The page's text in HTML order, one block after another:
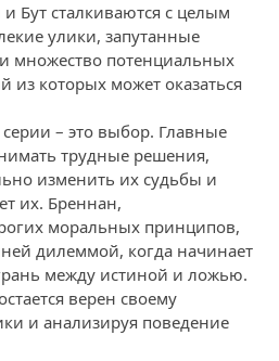
Бут сталкиваются с целым
улики, запутанные
множество потенциальных
из которых может оказаться
– это выбор. Главные
трудные решения,
изменить их судьбы и
их. Бреннан,
моральных принципов,
дилеммой, когда начинает
между истиной и ложью.
верен своему
и анализируя поведение